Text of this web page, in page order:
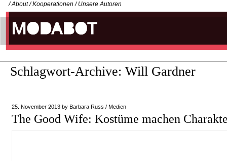
/ About / Kooperationen / Unsere Autoren
Schlagwort-Archive: Will Gardner
25. November 2013 by Barbara Russ / Medien
The Good Wife: Kostüme machen